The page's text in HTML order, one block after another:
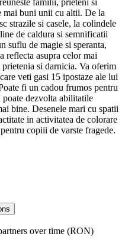
mai buni unii cu altii. De la
strazile si casele, la colindele
de caldura si semnificatii
suflu de magie si speranta,
reflecta asupra celor mai
si darnicia. Va oferim
veti gasi 15 ipostaze ale lui
fi un cadou frumos pentru
dezvolta abilitatile
bine. Desenele mari cu spatii
in activitatea de colorare
copiii de varste fragede.
over time (RON)